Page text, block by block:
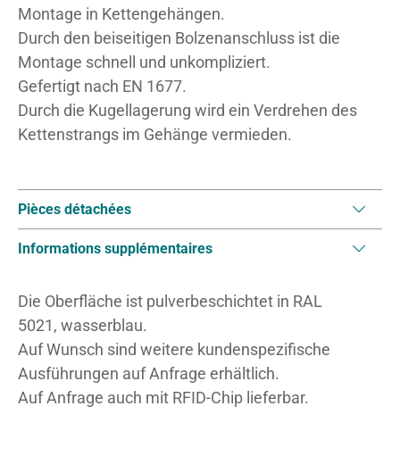
Montage in Kettengehängen.
Durch den beiseitigen Bolzenanschluss ist die
Montage schnell und unkompliziert.
Gefertigt nach EN 1677.
Durch die Kugellagerung wird ein Verdrehen des
Kettenstrangs im Gehänge vermieden.
Pièces détachées
Informations supplémentaires
Die Oberfläche ist pulverbeschichtet in RAL
5021, wasserblau.
Auf Wunsch sind weitere kundenspezifische
Ausführungen auf Anfrage erhältlich.
Auf Anfrage auch mit RFID-Chip lieferbar.